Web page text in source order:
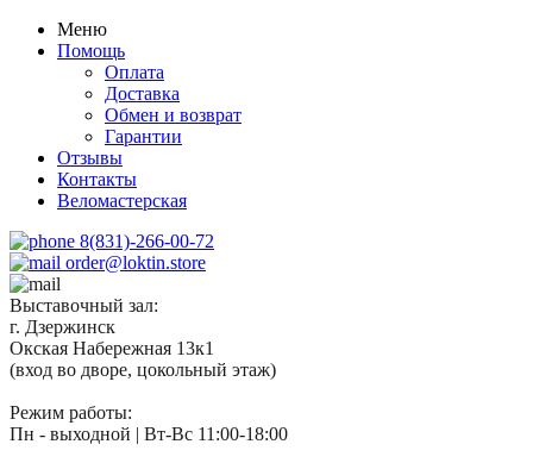
Меню
Помощь
Оплата
Доставка
Обмен и возврат
Гарантии
Отзывы
Контакты
Веломастерская
8(831)-266-00-72
order@loktin.store
Выставочный зал:
г. Дзержинск
Окская Набережная 13к1
(вход во дворе, цокольный этаж)
Режим работы:
Пн - выходной | Вт-Вс 11:00-18:00